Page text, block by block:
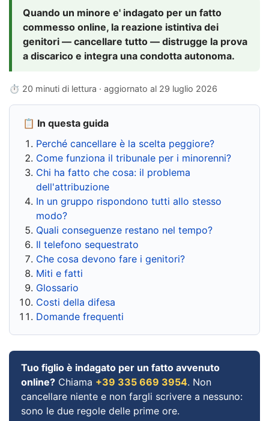
Quando un minore e' indagato per un fatto
commesso online, la reazione istintiva dei
genitori — cancellare tutto — distrugge la prova
a discarico e integra una condotta autonoma.
⏱ 20 minuti di lettura · aggiornato al 29 luglio 2026
📋 In questa guida
Perché cancellare è la scelta peggiore?
Come funziona il tribunale per i minorenni?
Chi ha fatto che cosa: il problema
dell'attribuzione
In un gruppo rispondono tutti allo stesso
modo?
Quali conseguenze restano nel tempo?
Il telefono sequestrato
Che cosa devono fare i genitori?
Miti e fatti
Glossario
Costi della difesa
Domande frequenti
Tuo figlio è indagato per un fatto avvenuto
online? Chiama +39 335 669 3954. Non
cancellare niente e non fargli scrivere a nessuno:
sono le due regole delle prime ore.